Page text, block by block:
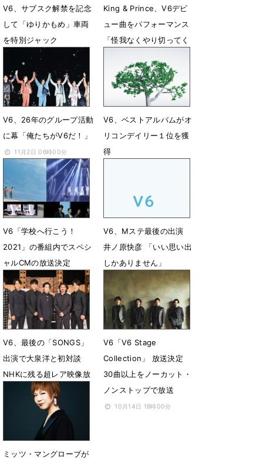
V6、サブスク解禁を記念
して「ゆりかもめ」車両
を特別ジャック
11月2日 13時40分
King & Prince、V6デビ
ュー曲をパフォーマンス
「怪我なくやり切ってく
しすぎる」
3月30日 22時43分
V6、26年のグループ活動
に幕「俺たちがV6だ！」
11月2日 06時00分
V6、ベストアルバムがオ
リコンデイリー１位を獲
得
V6「学校へ行こう！
2021」の番組内でスペシ
ャルCMの放送決定
10月25日 18時02分
V6、Mステ最後の出演
井ノ原快彦 「いい思い出
しかありません」
10月15日 23時50分
V6、最後の「SONGS」
出演で大泉洋と初対談
NHKに残る超レア映像放
10月14日 18時00分
V6「V6 Stage
Collection」 放送決定
30曲以上をノーカット・
ノンストップで放送
10月14日 18時00分
ミッツ・マングローブが